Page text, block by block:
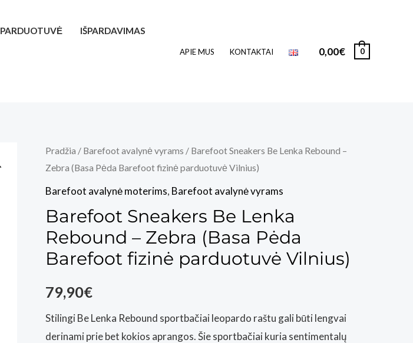
PARDUOTUVĖ IŠPARDAVIMAS
APIE MUS KONTAKTAI 0,00€ 0
Pradžia / Barefoot avalynė vyrams / Barefoot Sneakers Be Lenka Rebound –
Zebra (Basa Pėda Barefoot fizinė parduotuvė Vilnius)
Barefoot avalynė moterims, Barefoot avalynė vyrams
Barefoot Sneakers Be Lenka
Rebound – Zebra (Basa Pėda
Barefoot fizinė parduotuvė Vilnius)
79,90€
Stilingi Be Lenka Rebound sportbačiai leopardo raštu gali būti lengvai
derinami prie bet kokios aprangos. Šie sportbačiai kuria sentimentalų